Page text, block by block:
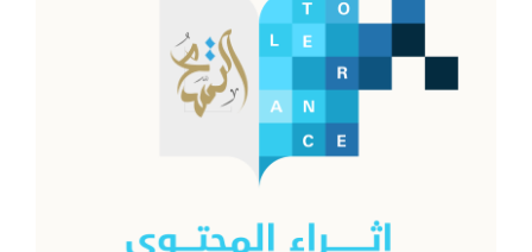
الحكومة حاضنة للتسامح
اقرأ المزيد